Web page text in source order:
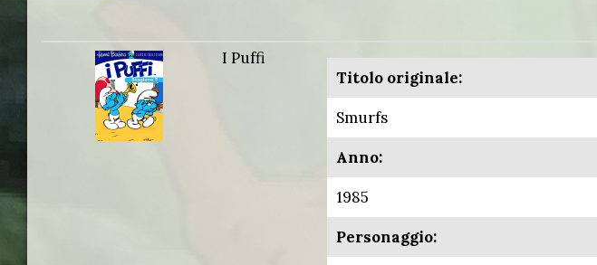
I Puffi
Titolo originale:
Smurfs
Anno:
1985
Personaggio: